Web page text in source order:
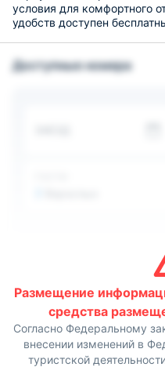
условия для комфортного
удобств доступен
отдельно. Из развлечений
недорого покушать. В
напитки европейской
воспользоваться
чтобы приготовить мясо,
Дорога до Астрахани на
двух часов. Расстояние
составит около 60
Доступные номера
Размещение
средства
Согласно Федеральному
внесении изменений в
туристской